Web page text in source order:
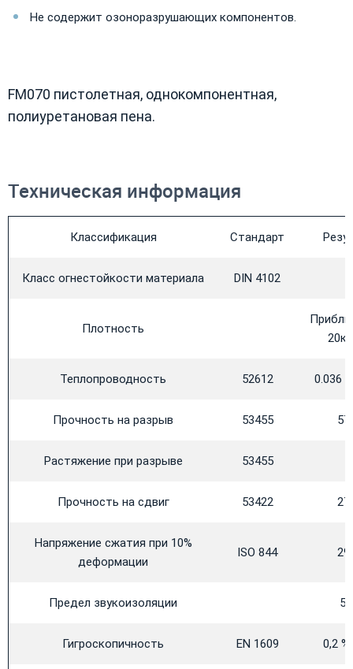
Не содержит озоноразрушающих компонентов.
FM070 пистолетная, однокомпонентная,
полиуретановая пена.
Техническая информация
Классификация Стандарт
Класс огнестойкости материала DIN 4102
Плотность
Теплопроводность 52612 0.036
Прочность на разрыв 53455
Растяжение при разрыве 53455
Прочность на сдвиг 53422
Напряжение сжатия при 10%
деформации
ISO 844
Предел звукоизоляции
Гигроскопичность EN 1609 0,2